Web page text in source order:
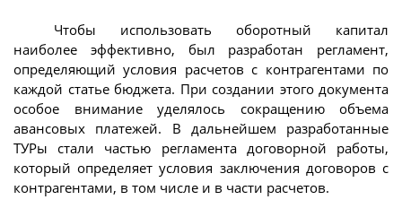
Чтобы использовать оборотный капитал
наиболее эффективно, был разработан регламент,
определяющий условия расчетов с контрагентами по
каждой статье бюджета. При создании этого документа
особое внимание уделялось сокращению объема
авансовых платежей. В дальнейшем разработанные
ТУРы стали частью регламента договорной работы,
который определяет условия заключения договоров с
контрагентами, в том числе и в части расчетов.